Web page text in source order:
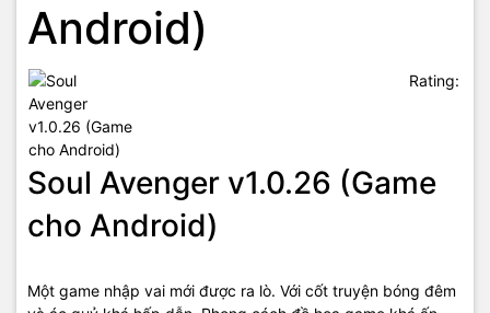
Android)
Rating:
Soul Avenger v1.0.26 (Game
cho Android)
Một game nhập vai mới được ra lò. Với cốt truyện bóng đêm